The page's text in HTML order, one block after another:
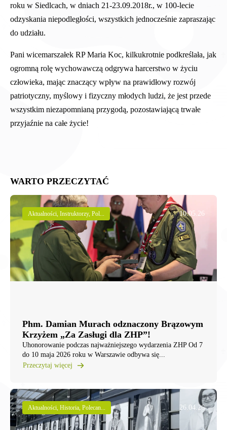
roku w Siedlcach, w dniach 21-23.09.2018r., w 100-lecie
odzyskania niepodległości, wszystkich jednocześnie zapraszając
do udziału.
Pani wicemarszałek RP Maria Koc, kilkukrotnie podkreślała, jak
ogromną rolę wychowawczą odgrywa harcerstwo w życiu
człowieka, mając znaczący wpływ na prawidłowy rozwój
patriotyczny, myślowy i fizyczny młodych ludzi, że jest przede
wszystkim niezapomnianą przygodą, pozostawiającą trwałe
przyjaźnie na całe życie!
WARTO PRZECZYTAĆ
Aktualności, Instruktorzy, Pol... 10.05.26
Phm. Damian Murach odznaczony Brązowym
Krzyżem „Za Zasługi dla ZHP”!
Uhonorowanie podczas najważniejszego wydarzenia ZHP Od 7
do 10 maja 2026 roku w Warszawie odbywa się...
Przeczytaj więcej
Aktualności, Historia, Polecan... 26.04.26